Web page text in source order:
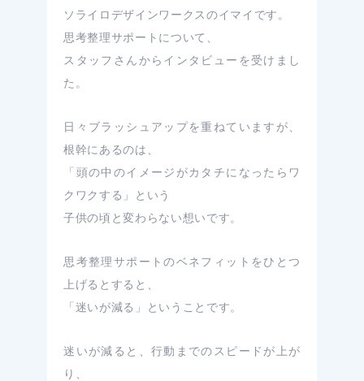
ソライロデザインワークスのイマイです。
思考整理サポートについて、
スタッフさんからインタビューを受けまし
た。
日々ブラッシュアップを重ねていますが、
根幹にあるのは、
「頭の中のイメージがカタチになったらワ
クワクする」という
子供の頃と変わらない想いです。
思考整理サポートのベネフィットをひとつ
上げるとすると、
「迷いが減る」ということです。
迷いが減ると、行動までのスピードが上が
り、